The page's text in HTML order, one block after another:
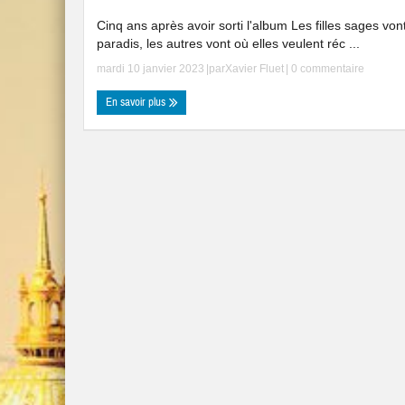
Cinq ans après avoir sorti l'album Les filles sages
paradis, les autres vont où elles veulent réc ...
mardi 10 janvier 2023 |parXavier Fluet 0 commentaire
En savoir plus